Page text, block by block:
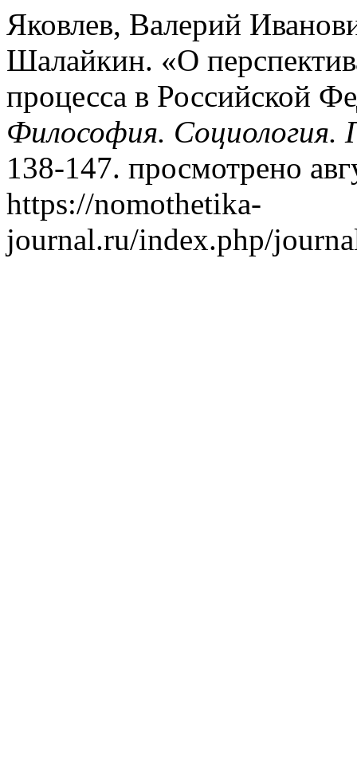
Яковлев, Валерий
Шалайкин. «О
процесса в Российской
Философия. Социология.
138-147. просмотрено
https://nomothetika-
journal.ru/index.php/